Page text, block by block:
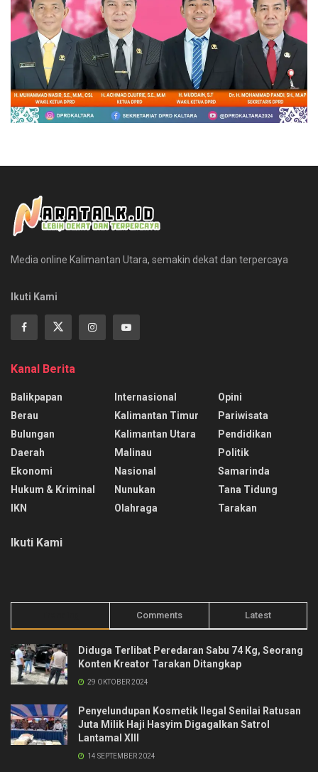
Media online Kalimantan Utara, semakin dekat dan terpercaya
Ikuti Kami
Kanal Berita
Balikpapan
Berau
Bulungan
Daerah
Ekonomi
Hukum & Kriminal
IKN
Internasional
Kalimantan Timur
Kalimantan Utara
Malinau
Nasional
Nunukan
Olahraga
Opini
Pariwisata
Pendidikan
Politik
Samarinda
Tana Tidung
Tarakan
Ikuti Kami
Comments Latest
Diduga Terlibat Peredaran Sabu 74 Kg, Seorang
Konten Kreator Tarakan Ditangkap
29 OKTOBER 2024
Penyelundupan Kosmetik Ilegal Senilai Ratusan
Juta Milik Haji Hasyim Digagalkan Satrol
Lantamal XIII
14 SEPTEMBER 2024